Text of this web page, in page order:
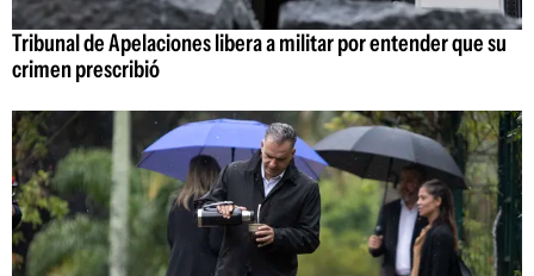
Tribunal de Apelaciones libera a militar por entender que su
crimen prescribió